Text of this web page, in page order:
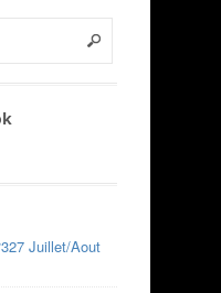
Juillet/Aout